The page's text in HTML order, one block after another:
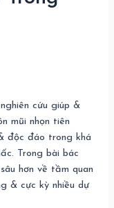
cứu giúp &
mũi nhọn tiên
độc đáo trong khá
Trong bài bác
hơn về tầm quan
& cực kỳ nhiều dự